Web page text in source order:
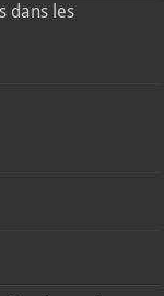
dans les